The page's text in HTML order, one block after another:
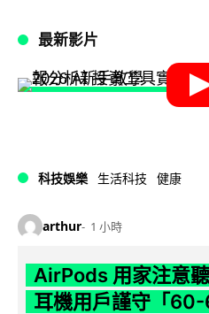
最新影片
科技娛樂 生活科技 健康
arthur 1 小時
AirPods 用家注意
耳機用戶謹守「